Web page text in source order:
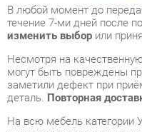
заметили дефект при
деталь. Повторная
На всю мебель категории
распространяется
года с момента
Тумба навесная Corozo
Канзас- это качественное
стандарту.